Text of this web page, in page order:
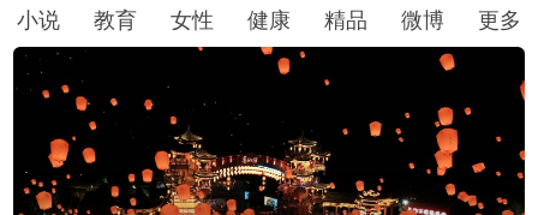
小说
教育 女性 健康 精品 微博 更多